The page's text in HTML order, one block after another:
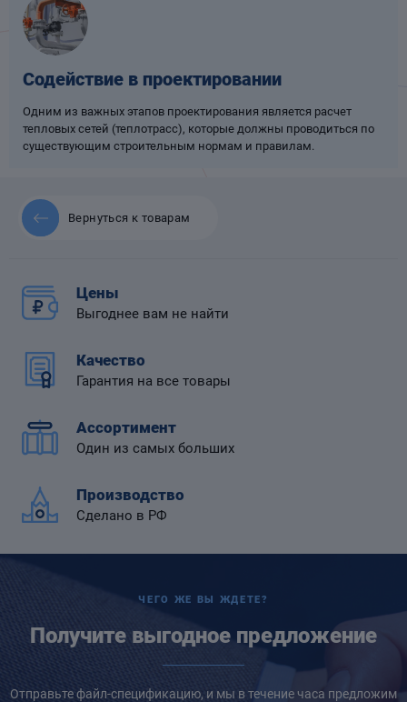
Содействие в проектировании
Одним из важных этапов проектирования является расчет
тепловых сетей (теплотрасс), которые должны проводиться по
существующим строительным нормам и правилам.
Вернуться к товарам
Цены
Выгоднее вам не найти
Качество
Гарантия на все товары
Ассортимент
Один из самых больших
Производство
Сделано в РФ
ЧЕГО ЖЕ ВЫ ЖДЕТЕ?
Получите выгодное предложение
Отправьте файл-спецификацию, и мы в течение часа предложим
Хомуты для труб